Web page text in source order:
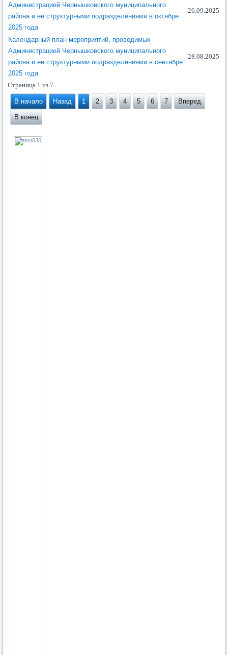
Администрацией Чернышковского муниципального
района и ее структурными подразделениями в октябре
2025 года
26.09.2025
Календарный план мероприятий, проводимых
Администрацией Чернышковского муниципального
района и ее структурными подразделениями в сентябре
2025 года
28.08.2025
Страница 1 из 7
В начало Назад 1 2 3 4 5 6 7 Вперед
В конец